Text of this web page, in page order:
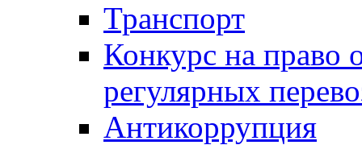
Транспорт
Конкурс на право
регулярных
Антикоррупция